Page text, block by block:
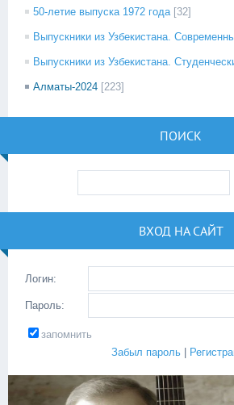
50-летие выпуска 1972 года [32]
Выпускники из Узбекистана.
Выпускники из Узбекистана.
Алматы-2024 [223]
ПОИСК
ВХОД НА САЙТ
Логин:
Пароль:
запомнить
Забыл пароль